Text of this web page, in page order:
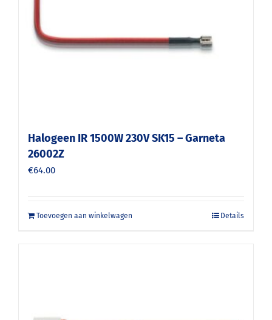
Halogeen IR 1500W 230V SK15 – Garneta
26002Z
€64.00
Toevoegen aan winkelwagen Details